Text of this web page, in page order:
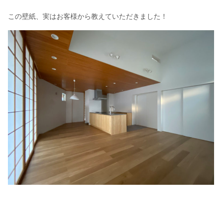
この壁紙、実はお客様から教えていただきました！